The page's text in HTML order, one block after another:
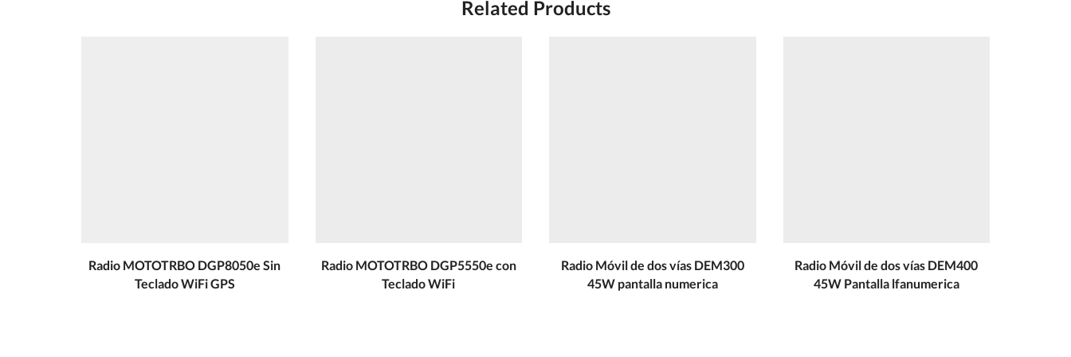
Related Products
Radio MOTOTRBO DGP8050e Sin
Teclado WiFi GPS
Radio MOTOTRBO DGP5550e con
Teclado WiFi
Radio Móvil de dos vías DEM300
45W pantalla numerica
Radio Móvil de dos vías DEM400
45W Pantalla lfanumerica